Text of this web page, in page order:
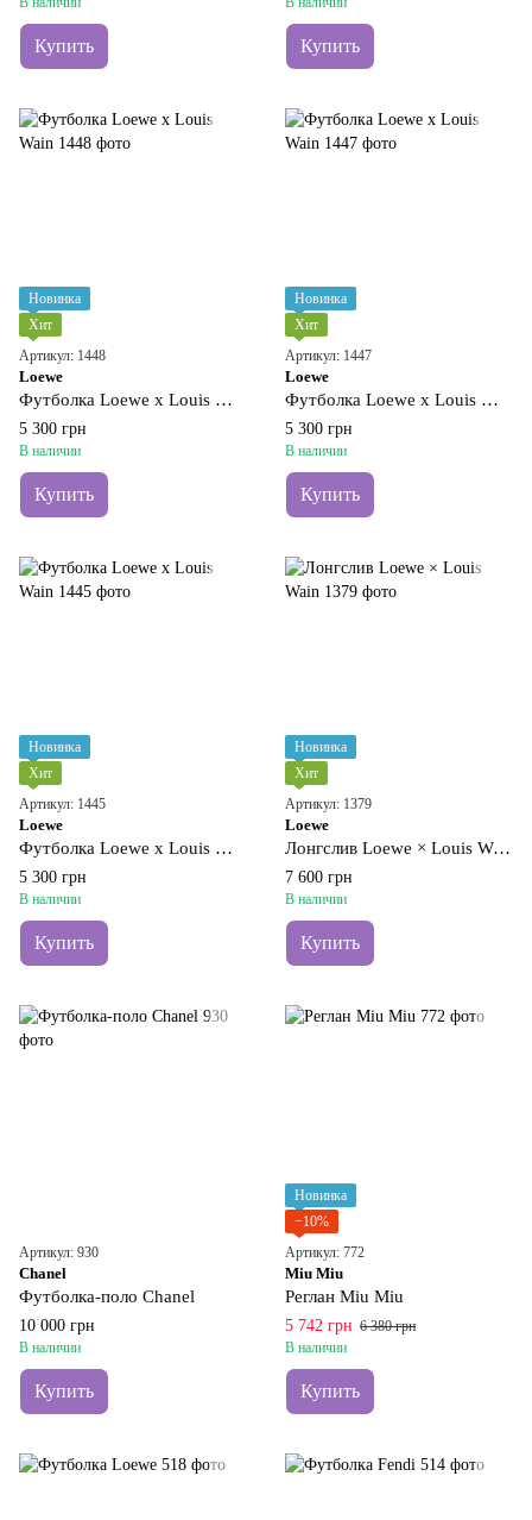
Купить Купить
Новинка
Хит
Артикул: 1448
Loewe
Футболка Loewe x Louis Wain
5 300 грн
В наличии
Купить
Новинка
Хит
Артикул: 1447
Loewe
Футболка Loewe x Louis Wain
5 300 грн
В наличии
Купить
Новинка
Хит
Артикул: 1445
Loewe
Футболка Loewe x Louis Wain
5 300 грн
В наличии
Купить
Новинка
Хит
Артикул: 1379
Loewe
Лонгслив Loewe × Louis Wain
7 600 грн
В наличии
Купить
Артикул: 930
Chanel
Футболка-поло Chanel
10 000 грн
В наличии
Купить
Новинка
−10%
Артикул: 772
Miu Miu
Реглан Miu Miu
5 742 грн 6 380 грн
В наличии
Купить